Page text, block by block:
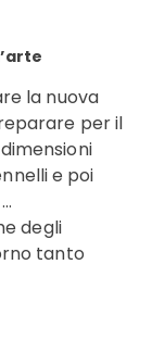
la nuova
per il
e poi
degli
tanto